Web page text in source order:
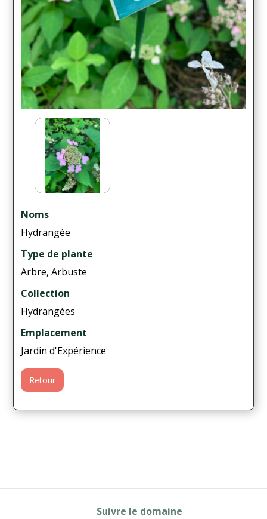
Noms
Hydrangée
Type de plante
Arbre, Arbuste
Collection
Hydrangées
Emplacement
Jardin d'Expérience
Retour
Suivre le domaine